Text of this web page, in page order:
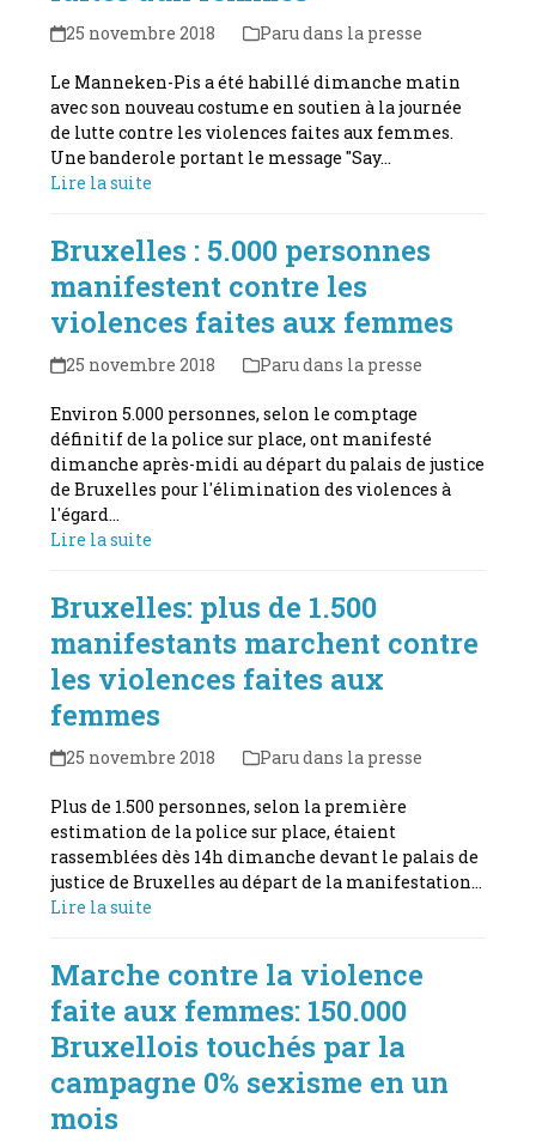
25 novembre 2018 Paru dans la presse
Le Manneken-Pis a été habillé dimanche matin
avec son nouveau costume en soutien à la journée
de lutte contre les violences faites aux femmes.
Une banderole portant le message "Say…
Lire la suite
Bruxelles : 5.000 personnes
manifestent contre les
violences faites aux femmes
25 novembre 2018 Paru dans la presse
Environ 5.000 personnes, selon le comptage
définitif de la police sur place, ont manifesté
dimanche après-midi au départ du palais de justice
de Bruxelles pour l'élimination des violences à
l'égard…
Lire la suite
Bruxelles: plus de 1.500
manifestants marchent contre
les violences faites aux
femmes
25 novembre 2018 Paru dans la presse
Plus de 1.500 personnes, selon la première
estimation de la police sur place, étaient
rassemblées dès 14h dimanche devant le palais de
justice de Bruxelles au départ de la manifestation…
Lire la suite
Marche contre la violence
faite aux femmes: 150.000
Bruxellois touchés par la
campagne 0% sexisme en un
mois